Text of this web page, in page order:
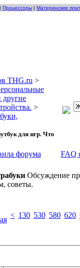
| Процессоры | Материнские
THG.ru >
>
для игр. Что
форума FAQ
Обсуждение
советы.
< 130 530 580 620